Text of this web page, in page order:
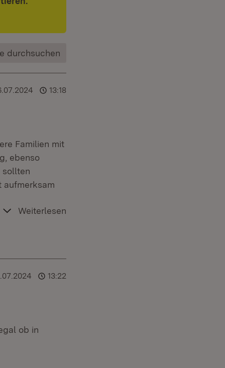
durchsuchen
13:18
Familien mit
ebenso
sollten
aufmerksam
Weiterlesen
13:22
ob in